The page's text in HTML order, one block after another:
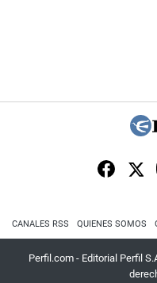
CANALES RSS QUIENES SOMOS
Perfil.com - Editorial Perfil